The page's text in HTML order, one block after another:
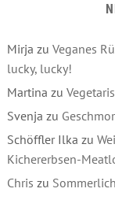
Mirja zu Veganes
lucky, lucky!
Martina zu
Svenja zu
Schöffler Ilka zu
Kichererbsen-
Chris zu